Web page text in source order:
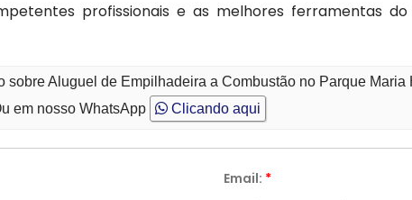
profissionais e as melhores ferramentas
sobre Aluguel de Empilhadeira a Combustão no Parque
em nosso WhatsApp Clicando aqui
Email: *